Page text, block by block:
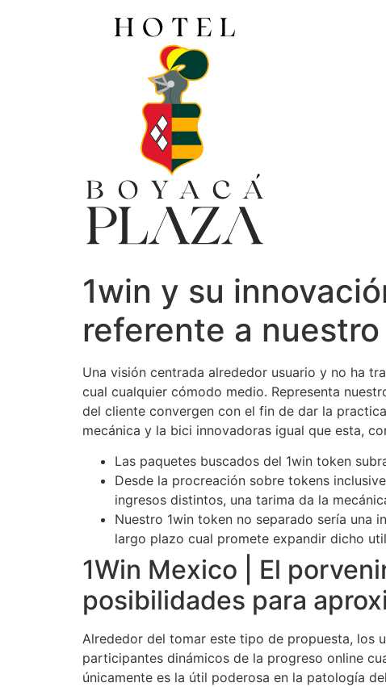
1win y su
referente a
Una visión centrada alrededor usuario y no ha
cual cualquier cómodo medio. Representa
del cliente convergen con el fin de dar la
mecánica y la bici innovadoras igual que esta,
Las paquetes buscados del 1win token
Desde la procreación sobre tokens
ingresos distintos, una tarima da la
Nuestro 1win token no separado serí­a una
largo plazo cual promete expandir dicho
1Win Mexico | El
posibilidades para
Alrededor del tomar este tipo de propuesta, los
participantes dinámicos de la progreso online
únicamente es la útil poderosa en la patologí­a